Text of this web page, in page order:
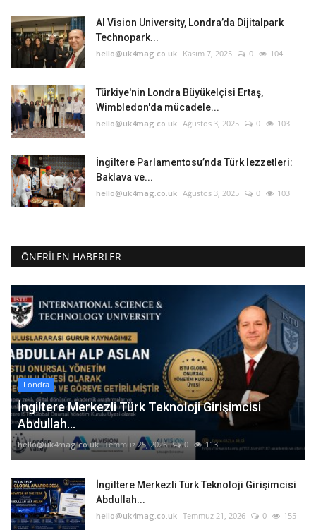
Galeri
Dilim
English Turkish
AI Vision University, Londra’da Dijitalpark
Technopark...
hello@uk4mag.co.uk Kasım 7, 2025 0 104
Türkiye'nin Londra Büyükelçisi Ertaş,
Wimbledon'da mücadele...
hello@uk4mag.co.uk Ağustos 3, 2025 0 103
İngiltere Parlamentosu’nda Türk lezzetleri:
Baklava ve...
hello@uk4mag.co.uk Ağustos 3, 2025 0 103
ÖNERILEN HABERLER
Londra
İngiltere Merkezli Türk Teknoloji Girişimcisi
Abdullah...
hello@uk4mag.co.uk Temmuz 25, 2026 0 113
İngiltere Merkezli Türk Teknoloji Girişimcisi
Abdullah...
hello@uk4mag.co.uk Temmuz 21, 2026 0 155